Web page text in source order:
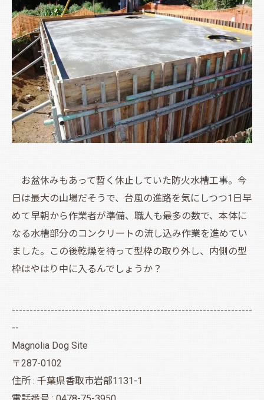
お盆休みもあって暫く休止していた防火水槽工事。今
日は最大の山場だそうで、台風の進路を気にしつつ1日早
めて早朝から作業者が準備、職人も最多の数で、本体に
なる水槽部分のコンクリートの流し込み作業を進めてい
ました。この後乾燥を待って型枠の取り外し、内側の型
枠はやはり中に入るんでしょうか？
--------------------------------------------------------------------
--
Magnolia Dog Site
〒287-0102
住所 : 千葉県香取市岩部1131-1